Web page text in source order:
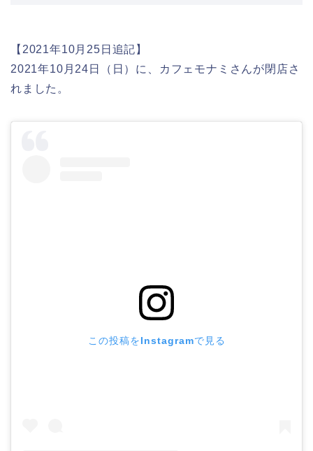
【2021年10月25日追記】
2021年10月24日（日）に、カフェモナミさんが閉店さ
れました。
この投稿をInstagramで見る